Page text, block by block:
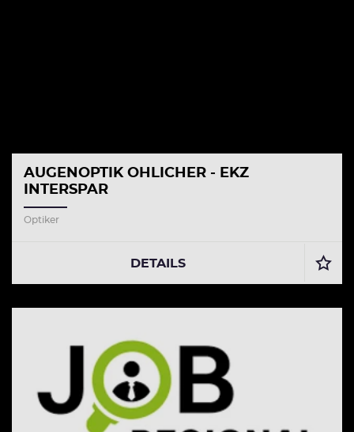
AUGENOPTIK OHLICHER - EKZ
INTERSPAR
Optiker
DETAILS